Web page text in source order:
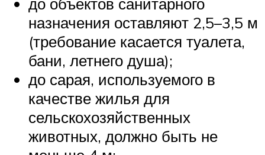
назначения оставляют 2,5–3,5 м
(требование касается туалета,
бани, летнего душа);
до сарая, используемого в
качестве жилья для
сельскохозяйственных
животных, должно быть не